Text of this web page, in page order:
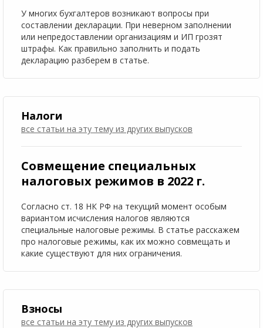
У многих бухгалтеров возникают вопросы при
составлении декларации. При неверном заполнении
или непредоставлении организациям и ИП грозят
штрафы. Как правильно заполнить и подать
декларацию разберем в статье.
Налоги
все статьи на эту тему из других выпусков
Совмещение специальных
налоговых режимов в 2022 г.
Согласно ст. 18 НК РФ на текущий момент особым
вариантом исчисления налогов являются
специальные налоговые режимы. В статье расскажем
про налоговые режимы, как их можно совмещать и
какие существуют для них ограничения.
Взносы
все статьи на эту тему из других выпусков